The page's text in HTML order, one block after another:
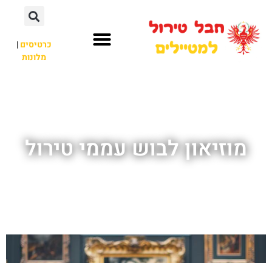
כרטיסים|
מלונות
מוזיאון לבוש עממי טירול